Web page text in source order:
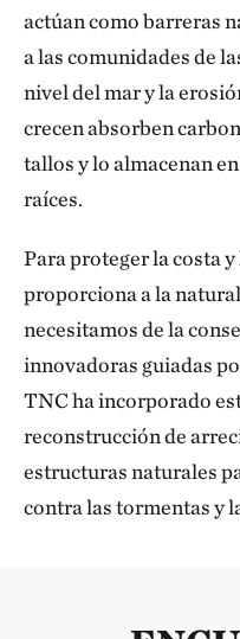
actúan como barreras
a las comunidades de
nivel del mar y la
crecen absorben
tallos y lo almacenan
raíces.
Para proteger la costa
proporciona a la
necesitamos de la
innovadoras guiadas
TNC ha incorporado
reconstrucción de
estructuras naturales
contra las tormentas y